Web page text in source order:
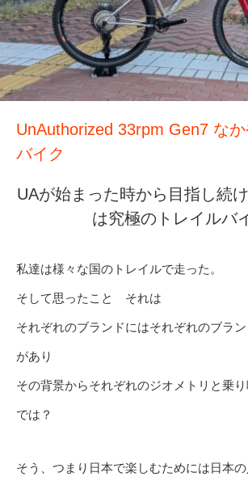
UnAuthorized 33rpm Gen7 な
バイク
UAが始まった時から目指し続
は究極のトレイルバ
私達は様々な国のトレイルで走った。
そして思ったこと それは
それぞれのブランドにはそれぞれのブラ
があり
その背景からそれぞれのジオメトリと乗
では？
そう、つまり日本で楽しむためには日本